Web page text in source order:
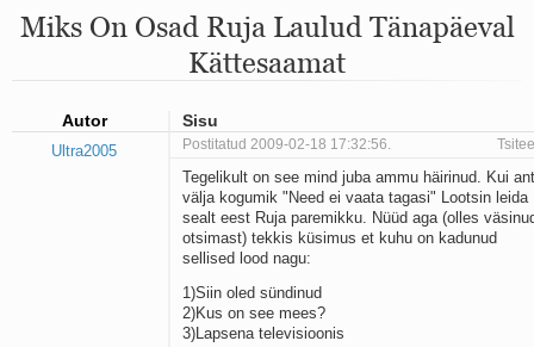
Mu isamaa on minu arm
Ma mustas öös näen...
Laul surnud linnust
Oota mind
Ih-ih-hii ja ah-ah-haa
Päikeselapsed
Laul võimalusest
Luigelaul
Nii vaikseks kõik on jäänud
Mis saab sellest loomusevalust
Ei mullast
Avanemine
Üleminek
Miks On Osad Ruja Laulud Tänapäeval
Kättesaamat
Autor Sisu
Ultra2005 Postitatud 2009-02-18 17:32:56.
Tegelikult on see mind juba ammu häirinud. Kui
välja kogumik "Need ei vaata tagasi" Lootsin leida
sealt eest Ruja paremikku. Nüüd aga (olles
otsimast) tekkis küsimus et kuhu on kadunud
sellised lood nagu:
1)Siin oled sündinud
2)Kus on see mees?
3)Lapsena televisioonis